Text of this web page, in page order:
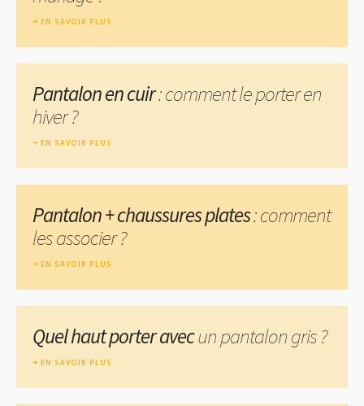
EN SAVOIR PLUS
Pantalon en cuir: comment le porter en
hiver ?
EN SAVOIR PLUS
Pantalon + chaussures plates: comment
les associer ?
EN SAVOIR PLUS
Quel haut porter avecun pantalon gris ?
EN SAVOIR PLUS